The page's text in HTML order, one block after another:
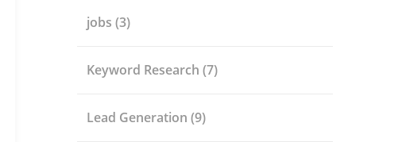
jobs (3)
Keyword Research (7)
Lead Generation (9)